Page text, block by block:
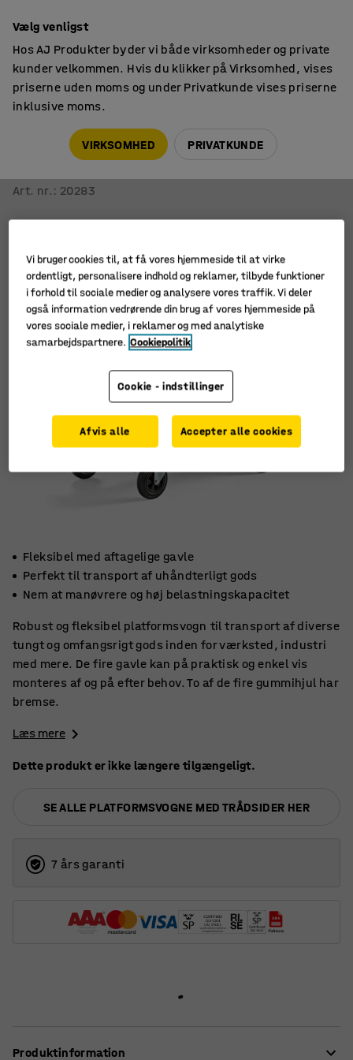
Platformsvogn EMBARK
Art. nr. : 20283
Fleksibel med aftagelige gavle
Perfekt til transport af uhåndterligt gods
Nem at manøvrere og høj belastningskapacitet
Robust og fleksibel platformsvogn til transport af diverse
tungt og omfangsrigt gods inden for værksted, industri
med mere. De fire gavle kan på praktisk og enkel vis
monteres af og på efter behov. To af de fire gummihjul har
bremse.
Læs mere
Dette produkt er ikke længere tilgængeligt.
SE ALLE PLATFORMSVOGNE MED TRÅDSIDER HER
7 års garanti
Produktinformation
Vælg venligst
Hos AJ Produkter byder vi både virksomheder og private
kunder velkommen. Hvis du klikker på Virksomhed, vises
priserne uden moms og under Privatkunde vises priserne
inklusive moms.
VIRKSOMHED PRIVATKUNDE
Vi bruger cookies til, at få vores hjemmeside til at virke
ordentligt, personalisere indhold og reklamer, tilbyde funktioner
i forhold til sociale medier og analysere vores traffik. Vi deler
også information vedrørende din brug af vores hjemmeside på
vores sociale medier, i reklamer og med analytiske
samarbejdspartnere. Cookiepolitik
Cookie - indstillinger
Afvis alle Accepter alle cookies